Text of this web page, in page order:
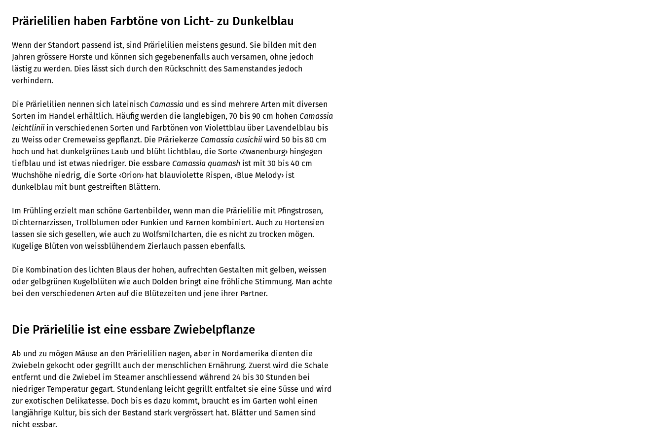
Prärielilien haben Farbtöne von Licht- zu Dunkelblau
Wenn der Standort passend ist, sind Prärielilien meistens gesund. Sie bilden mit den
Jahren grössere Horste und können sich gegebenenfalls auch versamen, ohne jedoch
lästig zu werden. Dies lässt sich durch den Rückschnitt des Samenstandes jedoch
verhindern.
Die Prärielilien nennen sich lateinisch Camassia und es sind mehrere Arten mit diversen
Sorten im Handel erhältlich. Häufig werden die langlebigen, 70 bis 90 cm hohen Camassia
leichtliniiin verschiedenen Sorten und Farbtönen von Violettblau über Lavendelblau bis
zu Weiss oder Cremeweiss gepflanzt. Die Präriekerze Camassia cusickiiwird 50 bis 80 cm
hoch und hat dunkelgrünes Laub und blüht lichtblau, die Sorte ‹Zwanenburg› hingegen
tiefblau und ist etwas niedriger. Die essbare Camassia quamash ist mit 30 bis 40 cm
Wuchshöhe niedrig, die Sorte ‹Orion› hat blauviolette Rispen, ‹Blue Melody› ist
dunkelblau mit bunt gestreiften Blättern.
Im Frühling erzielt man schöne Gartenbilder, wenn man die Prärielilie mit Pfingstrosen,
Dichternarzissen, Trollblumen oder Funkien und Farnen kombiniert. Auch zu Hortensien
lassen sie sich gesellen, wie auch zu Wolfsmilcharten, die es nicht zu trocken mögen.
Kugelige Blüten von weissblühendem Zierlauch passen ebenfalls.
Die Kombination des lichten Blaus der hohen, aufrechten Gestalten mit gelben, weissen
oder gelbgrünen Kugelblüten wie auch Dolden bringt eine fröhliche Stimmung. Man achte
bei den verschiedenen Arten auf die Blütezeiten und jene ihrer Partner.
Die Prärielilie ist eine essbare Zwiebelpflanze
Ab und zu mögen Mäuse an den Prärielilien nagen, aber in Nordamerika dienten die
Zwiebeln gekocht oder gegrillt auch der menschlichen Ernährung. Zuerst wird die Schale
entfernt und die Zwiebel im Steamer anschliessend während 24 bis 30 Stunden bei
niedriger Temperatur gegart. Stundenlang leicht gegrillt entfaltet sie eine Süsse und wird
zur exotischen Delikatesse. Doch bis es dazu kommt, braucht es im Garten wohl einen
langjährige Kultur, bis sich der Bestand stark vergrössert hat. Blätter und Samen sind
nicht essbar.